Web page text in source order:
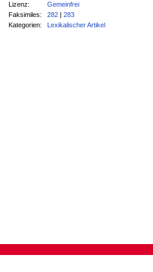
Lizenz:
Gemeinfrei
Faksimiles:
282 |283
Kategorien:
Lexikalischer Artikel